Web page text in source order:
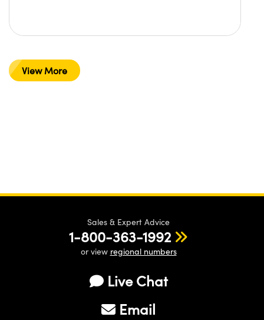
View More
Sales & Expert Advice
1-800-363-1992
or view regional numbers
Live Chat
Email